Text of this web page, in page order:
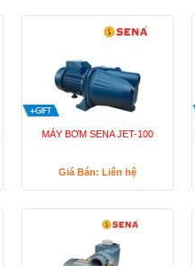
MÁY BƠM SENA JET-100
Giá Bán: Liên hệ